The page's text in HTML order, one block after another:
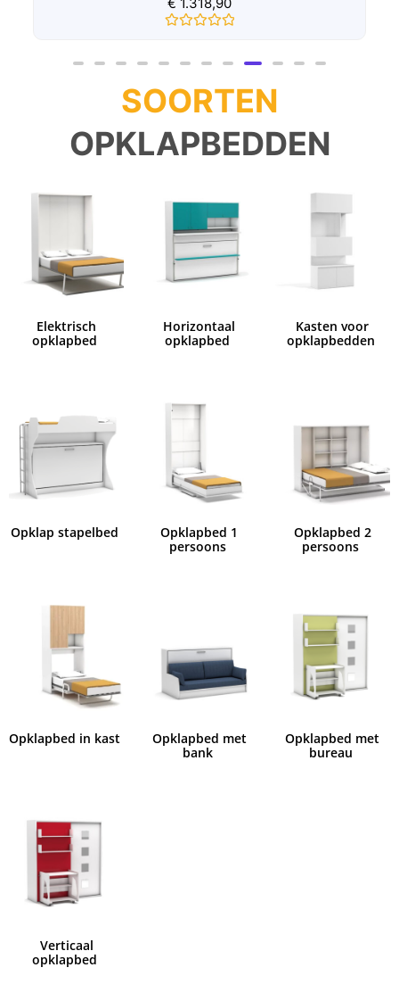
€ 1.208,90
uit
SOORTEN
OPKLAPBEDDEN
Elektrisch
opklapbed
Horizontaal
opklapbed
Kasten voor
opklapbedden
Opklap stapelbed
Opklapbed 1
persoons
Opklapbed 2
persoons
Opklapbed in kast
Opklapbed met
bank
Opklapbed met
bureau
Verticaal
opklapbed